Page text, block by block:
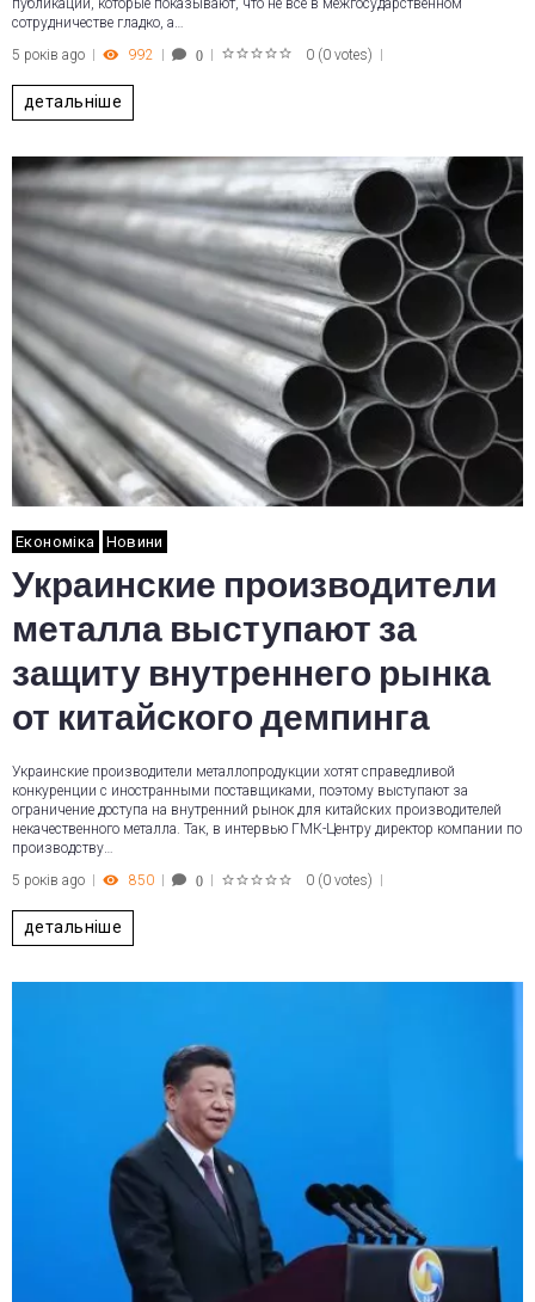
публикации, которые показывают, что не все в межгосударственном
сотрудничестве гладко, а…
5 років ago
992 0 0 (0 votes)
детальніше
Економіка Новини
Украинские производители
металла выступают за
защиту внутреннего рынка
от китайского демпинга
Украинские производители металлопродукции хотят справедливой
конкуренции с иностранными поставщиками, поэтому выступают за
ограничение доступа на внутренний рынок для китайских производителей
некачественного металла. Так, в интервью ГМК-Центру директор компании по
производству…
5 років ago
850 0 0 (0 votes)
детальніше